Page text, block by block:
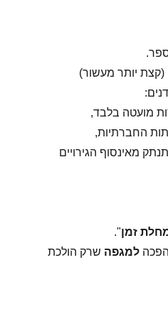
יותר מעשור)
החברתיות,
מאינסוף הגירויים
זמן".
הפכהלמגפה שרק הולכת